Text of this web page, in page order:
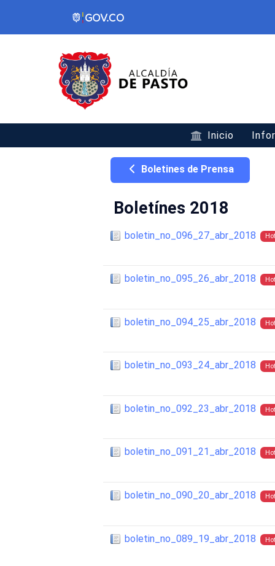
Inicio
Boletines de Prensa
Boletínes 2018
boletin_no_096_27_abr_2018 Hot
boletin_no_095_26_abr_2018 Hot
boletin_no_094_25_abr_2018 Hot
boletin_no_093_24_abr_2018 Hot
boletin_no_092_23_abr_2018 Hot
boletin_no_091_21_abr_2018 Hot
boletin_no_090_20_abr_2018 Hot
boletin_no_089_19_abr_2018 Hot